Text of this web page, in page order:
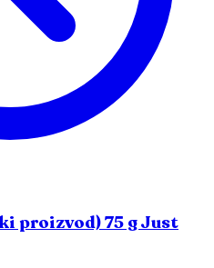
proizvod) 75 g Just